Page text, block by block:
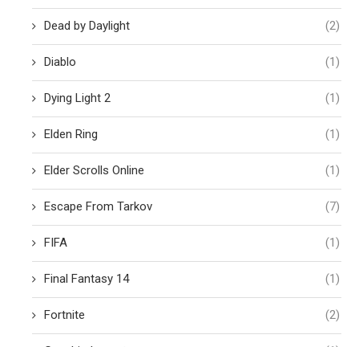
Dead by Daylight (2)
Diablo (1)
Dying Light 2 (1)
Elden Ring (1)
Elder Scrolls Online (1)
Escape From Tarkov (7)
FIFA (1)
Final Fantasy 14 (1)
Fortnite (2)